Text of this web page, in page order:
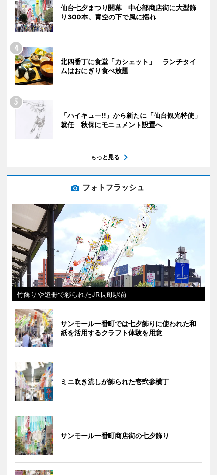
仙台七夕まつり開幕 中心部商店街に大型飾
り300本、青空の下で風に揺れ
北四番丁に食堂「カシェット」 ランチタイ
ムはおにぎり食べ放題
「ハイキュー!!」から新たに「仙台観光特使」
就任 秋保にモニュメント設置へ
もっと見る
フォトフラッシュ
竹飾りや短冊で彩られたJR長町駅前
サンモール一番町では七夕飾りに使われた和
紙を活用するクラフト体験を用意
ミニ吹き流しが飾られた壱弐参横丁
サンモール一番町商店街の七夕飾り